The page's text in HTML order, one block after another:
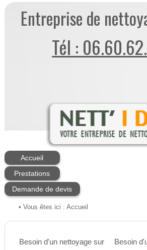
Entreprise de
Tél :
Accueil
Prestations
Demande de devis
• Vous êtes ici : Accueil
Besoin d'un nettoyage sur
Besoin